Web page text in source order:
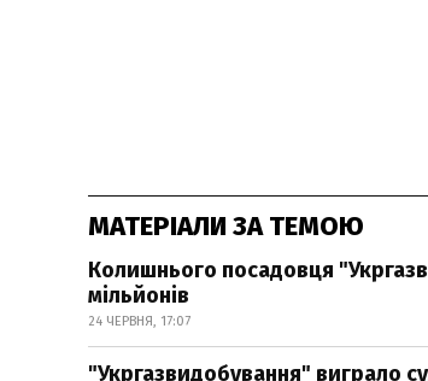
МАТЕРІАЛИ ЗА ТЕМОЮ
Колишнього посадовця
мільйонів
24 ЧЕРВНЯ, 17:07
"Укргазвидобування" виграло